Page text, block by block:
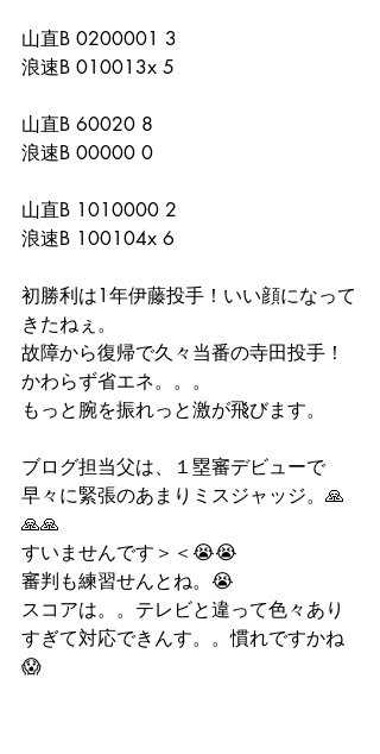
山直B 0200001 3
浪速B 010013x 5
山直B 60020 8
浪速B 00000 0
山直B 1010000 2
浪速B 100104x 6
初勝利は1年伊藤投手！いい顔になって
きたねぇ。
故障から復帰で久々当番の寺田投手！
かわらず省エネ。。。
もっと腕を振れっと激が飛びます。
ブログ担当父は、１塁審デビューで
早々に緊張のあまりミスジャッジ。🙏
🙏🙏
すいませんです＞＜😭😭
審判も練習せんとね。😭
スコアは。。テレビと違って色々あり
すぎて対応できんす。。慣れですかね
😱